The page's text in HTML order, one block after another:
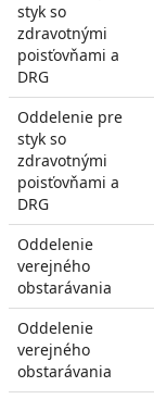
styk so
zdravotnými
poisťovňami a
DRG
Oddelenie pre
styk so
zdravotnými
poisťovňami a
DRG
Oddelenie
verejného
obstarávania
Oddelenie
verejného
obstarávania